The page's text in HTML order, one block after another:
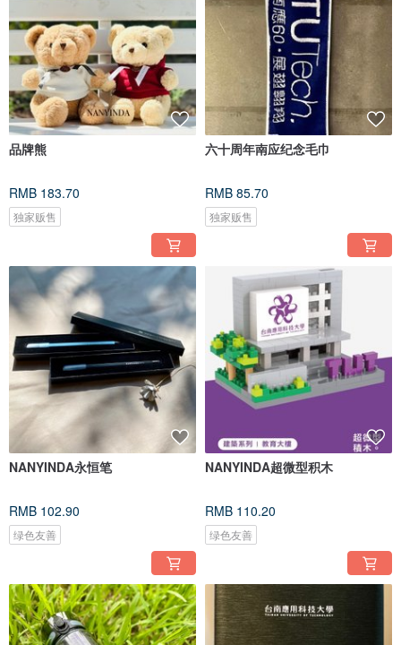
品牌熊
RMB 183.70
独家贩售
六十周年南应纪念毛巾
RMB 85.70
独家贩售
NANYINDA永恒笔
RMB 102.90
绿色友善
NANYINDA超微型积木
RMB 110.20
绿色友善